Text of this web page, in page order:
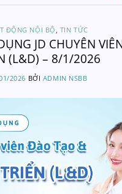
ĐỘNG NỘI BỘ , TIN TỨC
JD CHUYÊN
(L&D) – 8/1/2026
2026 BỞI ADMIN NSBB